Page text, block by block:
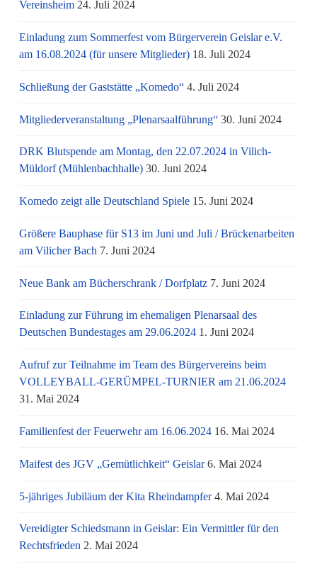
Vereinsheim 24. Juli 2024
Einladung zum Sommerfest vom Bürgerverein Geislar e.V.
am 16.08.2024 (für unsere Mitglieder) 18. Juli 2024
Schließung der Gaststätte „Komedo“ 4. Juli 2024
Mitgliederveranstaltung „Plenarsaalführung“ 30. Juni 2024
DRK Blutspende am Montag, den 22.07.2024 in Vilich-
Müldorf (Mühlenbachhalle) 30. Juni 2024
Komedo zeigt alle Deutschland Spiele 15. Juni 2024
Größere Bauphase für S13 im Juni und Juli / Brü­cken­ar­bei­ten
am Vi­li­cher Bach 7. Juni 2024
Neue Bank am Bücherschrank / Dorfplatz 7. Juni 2024
Einladung zur Führung im ehemaligen Plenarsaal des
Deutschen Bundestages am 29.06.2024 1. Juni 2024
Aufruf zur Teilnahme im Team des Bürgervereins beim
VOLLEYBALL-GERÜMPEL-TURNIER am 21.06.2024
31. Mai 2024
Familienfest der Feuerwehr am 16.06.2024 16. Mai 2024
Maifest des JGV „Gemütlichkeit“ Geislar 6. Mai 2024
5-jähriges Jubiläum der Kita Rheindampfer 4. Mai 2024
Vereidigter Schiedsmann in Geislar: Ein Vermittler für den
Rechtsfrieden 2. Mai 2024